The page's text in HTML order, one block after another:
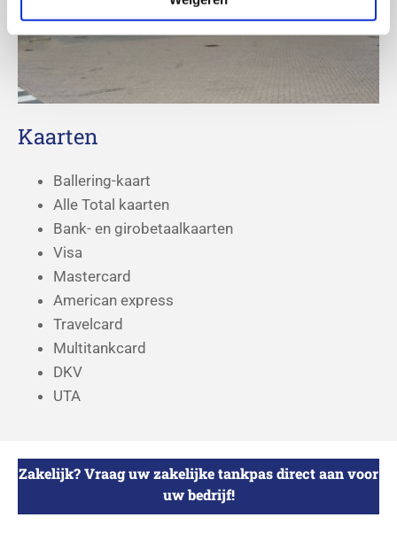
Kaarten
Ballering-kaart
Alle Total kaarten
Bank- en girobetaalkaarten
Visa
Mastercard
American express
Travelcard
Multitankcard
DKV
UTA
Zakelijk? Vraag uw zakelijke tankpas direct aan voor
uw bedrijf!